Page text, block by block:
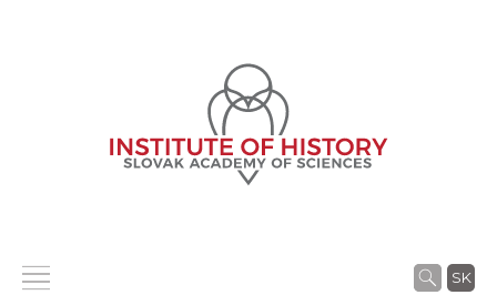
SK